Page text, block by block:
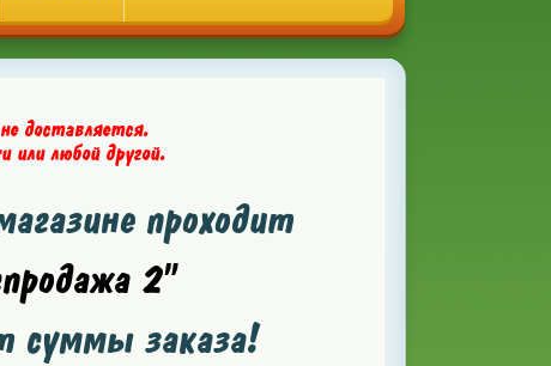
доставляется.
или любой другой.
проходит
2"
суммы заказа!